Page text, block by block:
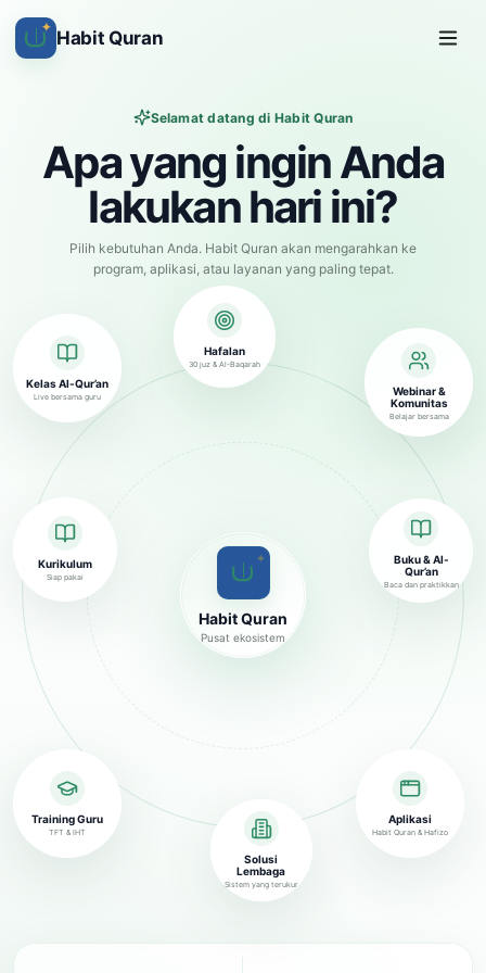
✦ Habit Quran
Selamat datang di Habit Quran
Apa yang ingin Anda
lakukan hari ini?
Pilih kebutuhan Anda. Habit Quran akan mengarahkan ke
program, aplikasi, atau layanan yang paling tepat.
✦
Habit Quran
Pusat ekosistem
Kelas Al-Qur’an
Live bersama guru
Hafalan
30 juz & Al-Baqarah
Buku & Al-
Qur’an
Baca dan praktikkan
Training Guru
TFT & IHT
Solusi
Lembaga
Sistem yang terukur
Kurikulum
Siap pakai
Aplikasi
Habit Quran & Hafizo
Webinar &
Komunitas
Belajar bersama